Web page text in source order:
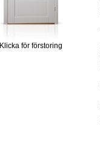
Klicka för förstoring